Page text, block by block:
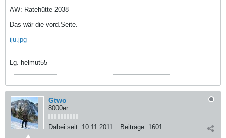
AW: Ratehütte 2038
Das wär die vord.Seite.
iju.jpg
Lg. helmut55
Gtwo
8000er
Dabei seit: 10.11.2011 Beiträge: 1601